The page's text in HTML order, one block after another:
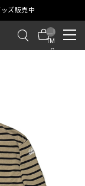
販売中
__I
TM
_C